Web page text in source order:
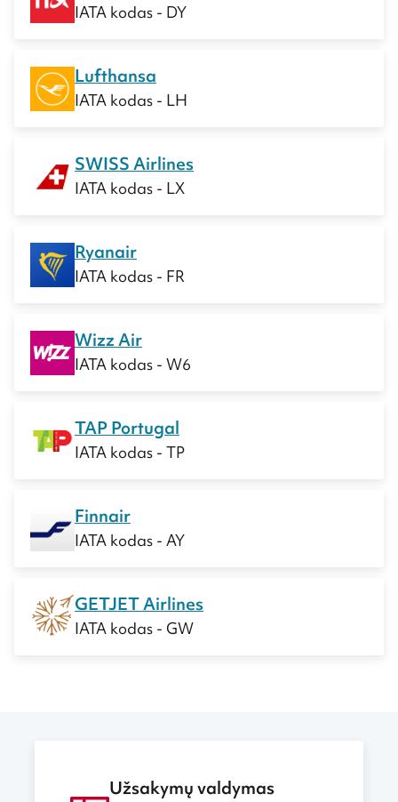
IATA kodas - DY
Lufthansa
IATA kodas - LH
SWISS Airlines
IATA kodas - LX
Ryanair
IATA kodas - FR
Wizz Air
IATA kodas - W6
TAP Portugal
IATA kodas - TP
Finnair
IATA kodas - AY
GETJET Airlines
IATA kodas - GW
Užsakymų valdymas